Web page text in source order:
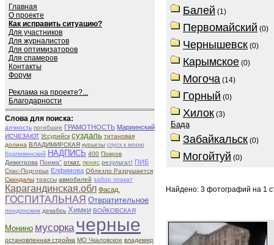
Главная
О проекте
Как исправить ситуацию?
Для участников
Для журналистов
Для оптимизаторов
Для спамеров
Контакты
Форум
Реклама на проекте?...
Благодарности
Слова для поиска:
алчность погибшие ГРАМОТНОСТЬ Мариинский
ИСЧЕЗАЮТ Уссурийск суздаль титановая
долина ВЛАДИМИРСКАЯ курьезы спуск к морю
Крапивинский НАДПИСЬ 400 Покров
Димитрова Поима" откат. пенис результат! ПИБ
Спас-Подгорье Елфимова Облезло Разрушается
Скандалы трассы авмобилей забор плакат
Карагандинская.обл Фасад.
ГОСПИТАЛЬНАЯ Отвратительное
лондонским декабрь Химки ВОЙКОВСКАЯ
Монино мусорка черные
остановленная стройка МО Чкаловское владимир
Балей (1)
Первомайский (0)
Чернышевск (0)
Карымское (0)
Могоча (14)
Горный (0)
Хилок (3)
Бада
Забайкальск (0)
Могойтуй (0)
Найдено: 3 фотографий на 1